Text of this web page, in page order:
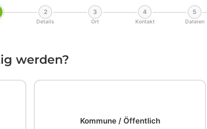
2
Details
3
Ort
4
Kontakt
5
Dateien
werden?
Kommune / Öffentlich